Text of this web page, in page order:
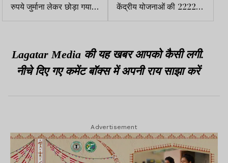
रुपये जुर्माना लेकर छोड़ा गया,
बीमा-प्रदूषण फेल
केंद्रीय योजनाओं की 2222
करोड़ की राशि में से 419
Lagatar Media की यह खबर आपको कैसी लगी.
नीचे दिए गए कमेंट बॉक्स में अपनी राय साझा करें
Advertisement